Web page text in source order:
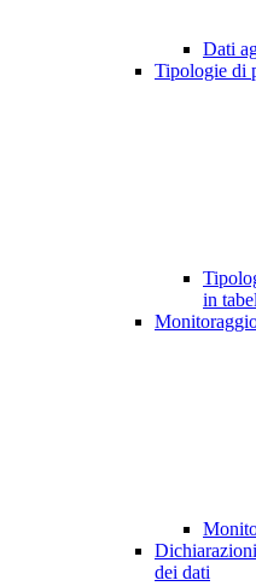
Dati
Tipologie di
in
dei dati